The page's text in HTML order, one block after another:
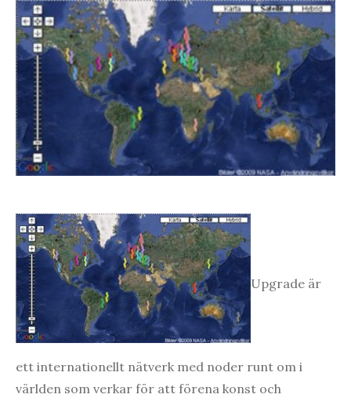
Upgrade är
ett internationellt nätverk med noder runt om i
världen som verkar för att förena konst och